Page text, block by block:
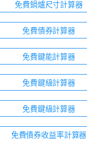
免費鍋爐尺寸計算器
免費債券計算器
免費鍵能計算器
免費鍵級計算器
免費鍵級計算器
免費債券收益率計算器